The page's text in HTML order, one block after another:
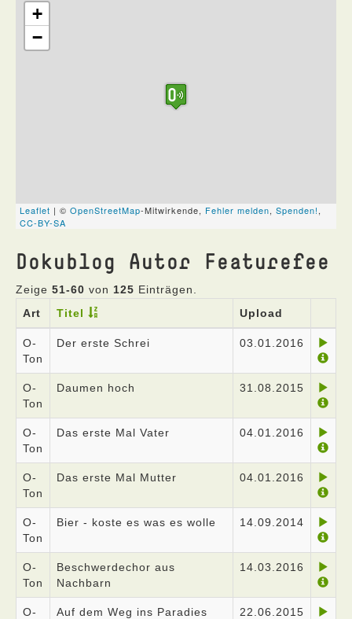
Dokublog Autor Featurefee
Zeige 51-60 von 125 Einträgen.
Art
Titel Upload
O-
Ton
Der erste Schrei 03.01.2016
O-
Ton
Daumen hoch 31.08.2015
O-
Ton
Das erste Mal Vater 04.01.2016
O-
Ton
Das erste Mal Mutter 04.01.2016
O-
Ton
Bier - koste es was es wolle 14.09.2014
O-
Ton
Beschwerdechor aus
Nachbarn
14.03.2016
O-
Auf dem Weg ins Paradies 22.06.2015